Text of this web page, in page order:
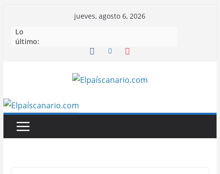
contenido
jueves, agosto 6, 2026
Lo
último: